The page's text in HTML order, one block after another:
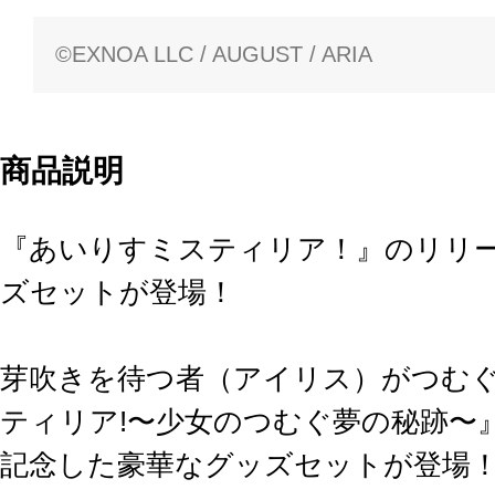
©EXNOA LLC / AUGUST / ARIA
商品説明
『あいりすミスティリア！』のリリ
ズセットが登場！
芽吹きを待つ者（アイリス）がつむ
ティリア!〜少女のつむぐ夢の秘跡〜
記念した豪華なグッズセットが登場